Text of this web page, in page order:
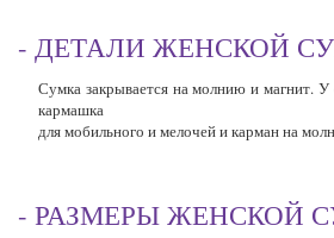
- ДЕТАЛИ ЖЕНСКОЙ
Сумка закрывается на молнию и магнит. У
кармашка
для мобильного и мелочей и карман на
- РАЗМЕРЫ ЖЕНСКОЙ